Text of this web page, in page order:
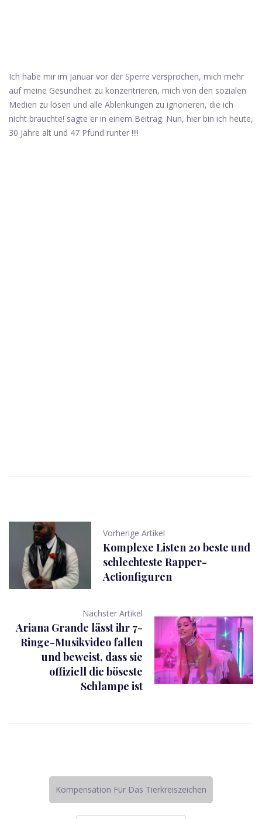
Ich habe mir im Januar vor der Sperre versprochen, mich mehr
auf meine Gesundheit zu konzentrieren, mich von den sozialen
Medien zu lösen und alle Ablenkungen zu ignorieren, die ich
nicht brauchte! sagte er in einem Beitrag. Nun, hier bin ich heute,
30 Jahre alt und 47 Pfund runter !!!!
Vorherige Artikel
Komplexe Listen 20 beste und
schlechteste Rapper-
Actionfiguren
Nächster Artikel
Ariana Grande lässt ihr 7-
Ringe-Musikvideo fallen
und beweist, dass sie
offiziell die böseste
Schlampe ist
Kompensation Für Das Tierkreiszeichen